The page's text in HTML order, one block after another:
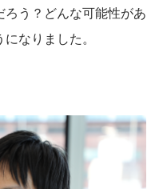
う？どんな可能性があ
なりました。